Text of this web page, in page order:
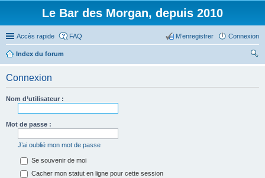
Le Bar des Morgan, depuis 2010
Accès rapide FAQ Connexion
M’enregistrer
Index du forum
Connexion
Nom d’utilisateur :
Mot de passe :
J’ai oublié mon mot de passe
Se souvenir de moi
Cacher mon statut en ligne pour cette session